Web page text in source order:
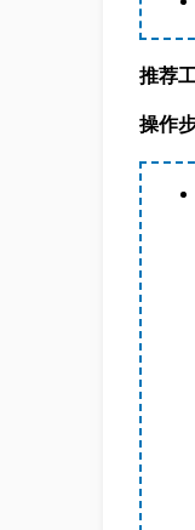
推荐
操作